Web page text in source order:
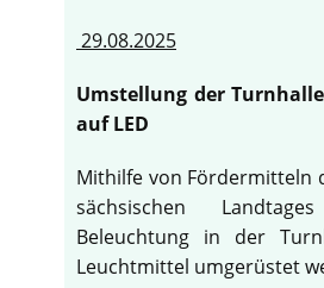
29.08.2025
Umstellung der
auf LED
Mithilfe von Fördermitteln
sächsischen
Beleuchtung in der
Leuchtmittel umgerüstet